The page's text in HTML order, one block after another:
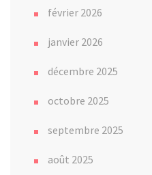
février 2026
janvier 2026
décembre 2025
octobre 2025
septembre 2025
août 2025